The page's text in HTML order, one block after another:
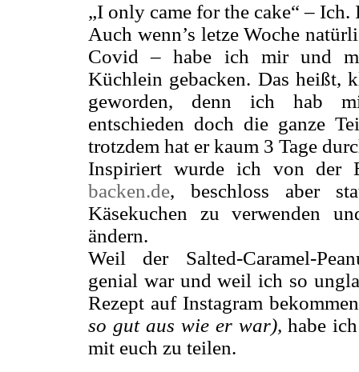
„I only came for the cake“ – Ich.
Auch wenn’s letze Woche
Covid – habe ich mir und
Küchlein gebacken. Das heißt,
geworden, denn ich hab
entschieden doch die ganze
trotzdem hat er kaum 3 Tage
Inspiriert wurde ich von der
backen.de, beschloss aber
Käsekuchen zu verwenden
ändern.
Weil der Salted-Caramel-
genial war und weil ich so
Rezept auf Instagram
so gut aus wie er war), habe
mit euch zu teilen.